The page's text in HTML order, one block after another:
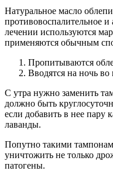
Натуральное масло
противовоспалительное и
лечении используются
применяются обычным
Пропитываются
Вводятся на ночь во
С утра нужно заменить
должно быть
если добавить в нее пару
лаванды.
Попутно такими
уничтожить не только
патогены.